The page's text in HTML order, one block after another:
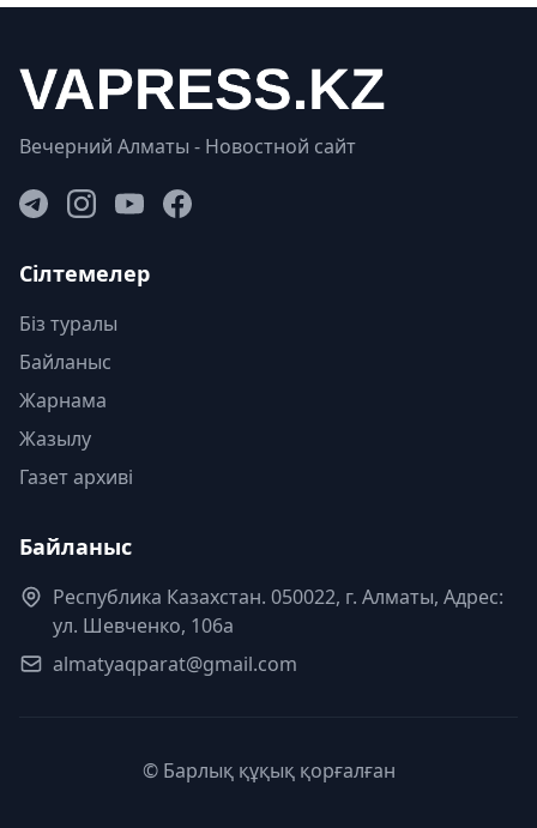
Вечерний Алматы - Новостной сайт
Сілтемелер
Біз туралы
Байланыс
Жарнама
Жазылу
Газет архиві
Байланыс
Республика Казахстан. 050022, г. Алматы, Адрес:
ул. Шевченко, 106а
almatyaqparat@gmail.com
© Барлық құқық қорғалған